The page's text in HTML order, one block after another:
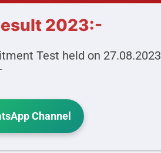
2023:-
Test held on 27.08.2023
Channel